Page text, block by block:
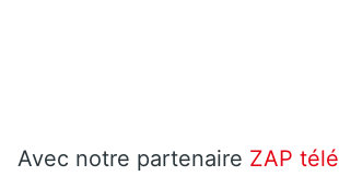
Avec notre partenaire ZAP télé